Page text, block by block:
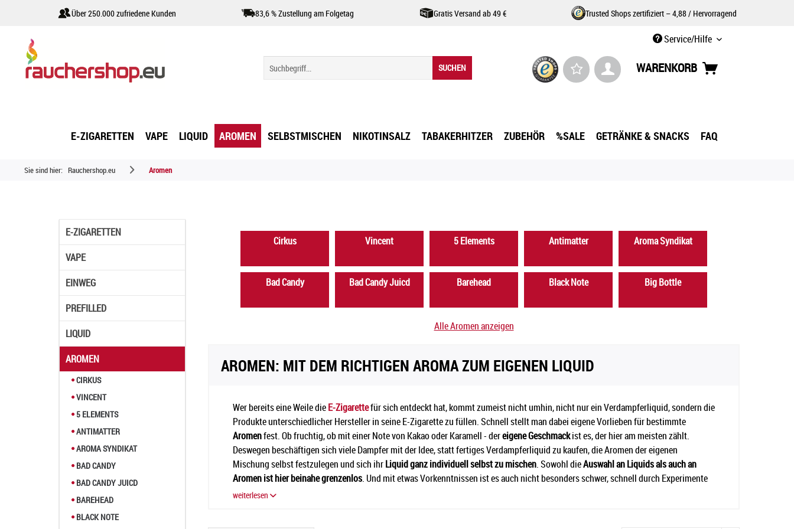
Über 250.000 zufriedene Kunden 83,6 % Zustellung am Folgetag Gratis Versand ab 49 € Trusted Shops zertifiziert – 4,88 / Hervorragend
Service/Hilfe
SUCHEN WARENKORB
E-ZIGARETTEN VAPE LIQUID AROMEN SELBSTMISCHEN NIKOTINSALZ TABAKERHITZER ZUBEHÖR %SALE GETRÄNKE & SNACKS FAQ
Sie sind hier: Rauchershop.eu Aromen
E-ZIGARETTEN
VAPE
EINWEG
PREFILLED
LIQUID
AROMEN
CIRKUS
VINCENT
5 ELEMENTS
ANTIMATTER
AROMA SYNDIKAT
BAD CANDY
BAD CANDY JUICD
BAREHEAD
BLACK NOTE
Cirkus Vincent 5 Elements Antimatter Aroma Syndikat
Bad Candy Bad Candy Juicd Barehead Black Note Big Bottle
Alle Aromen anzeigen
AROMEN: MIT DEM RICHTIGEN AROMA ZUM EIGENEN LIQUID
Wer bereits eine Weile dieE-Zigarettefür sich entdeckt hat, kommt zumeist nicht umhin, nicht nur ein Verdampferliquid, sondern die
Produkte unterschiedlicher Hersteller in seine E-Zigarette zu füllen. Schnell stellt man dabei eigene Vorlieben für bestimmte
Aromenfest. Ob fruchtig, ob mit einer Note von Kakao oder Karamell - dereigene Geschmackist es, der hier am meisten zählt.
Deswegen beschäftigen sich viele Dampfer mit der Idee, statt fertiges Verdampferliquid zu kaufen, die Aromen der eigenen
Mischung selbst festzulegen und sich ihrLiquid ganz individuell selbst zu mischen. Sowohl dieAuswahl an Liquids als auch an
Aromen ist hier beinahe grenzenlos. Und mit etwas Vorkenntnissen ist es auch nicht besonders schwer, schnell durch Experimente
zum perfekten individuellen Geschmack für ein perfektes Dampferlebnis zu kommen. Wie immer, steht die Qualität immer eine
weiterlesen